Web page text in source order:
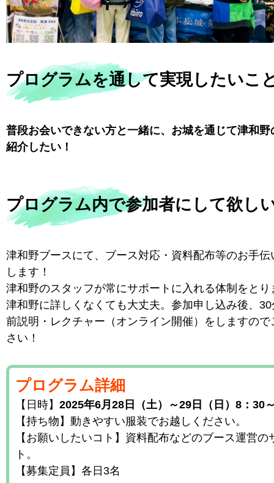
プログラムを通して実現したいこ
普段お会いできない方と一緒に、お城を通じて津和野
紹介したい！
プログラム内で参加者にして欲し
津和野ブースにて、ブース対応・資料配布等のお手伝
します！
津和野のスタッフが常にサポートに入れる体制をとり
津和野に詳しくなくても大丈夫。参加申し込み後、
前説明・レクチャー（オンライン開催）をしますので
さい！
プログラム詳細
【日時】 2025年6月28日（土）～29日（日）8：30
【持ち物】動きやすい服装でお越しください。
【お願いしたいコト】資料配布などのブース運営の
ト。
【募集定員】各日3名